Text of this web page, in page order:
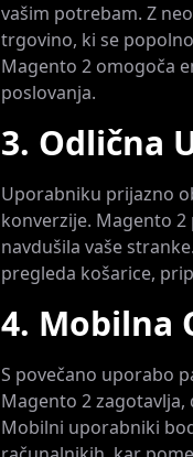
vašim potrebam. Z
trgovino, ki se
Magento 2 omogoča
poslovanja.
3. Odlična
Uporabniku prijazno
konverzije. Magento
navdušila vaše
pregleda košarice,
4. Mobilna
S povečano uporabo
Magento 2
Mobilni uporabniki